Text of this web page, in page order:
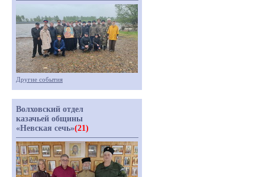
Другие события
Волховский отдел
казачьей общины
«Невская сечь»(21)